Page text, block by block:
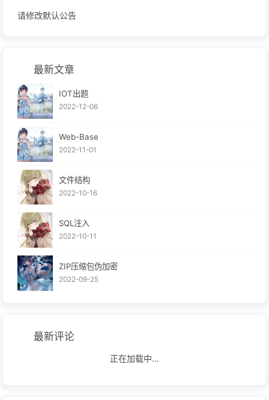
请修改默认公告
最新文章
IOT出题
2022-12-06
Web-Base
2022-11-01
文件结构
2022-10-16
SQL注入
2022-10-11
ZIP压缩包伪加密
2022-09-25
最新评论
正在加载中...